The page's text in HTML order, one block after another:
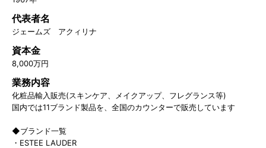
代表者名
ジェームズ アクィリナ
資本金
8,000万円
業務内容
化粧品輸入販売(スキンケア、メイクアップ、フレグランス等)
国内では11ブランド製品を、全国のカウンターで販売しています
◆ブランド一覧
・ESTEE LAUDER